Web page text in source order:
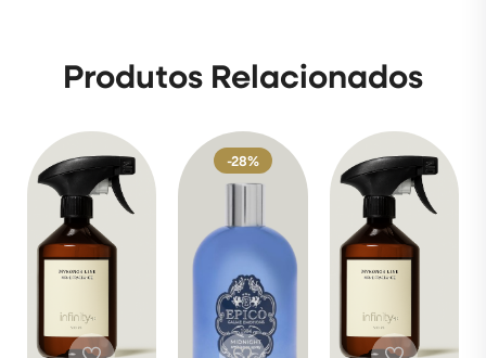
Produtos Relacionados
-28%